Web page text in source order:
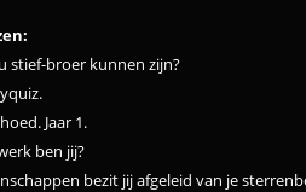
stief-broer kunnen zijn?
Jaar 1.
ben jij?
bezit jij afgeleid van je